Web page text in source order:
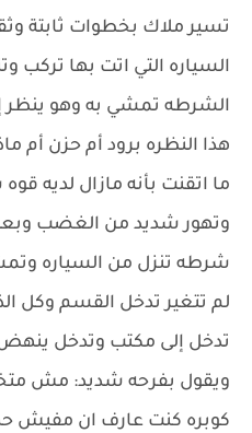
تسير ملاك بخطوات ثابتة
السياره التي اتت بها تركب
الشرطه تمشي به وهو ينظر
هذا النظره برود أم حزن
ما اتقنت بأنه مازال لديه
وتهور شديد من الغضب
شرطه تنزل من السياره
لم تتغير تدخل القسم وكل
تدخل إلى مكتب وتدخل ينهض
ويقول بفرحه شديد: مش
كوبره كنت عارف ان مفيش